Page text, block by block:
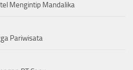
Mengintip Mandalika
Pariwisata